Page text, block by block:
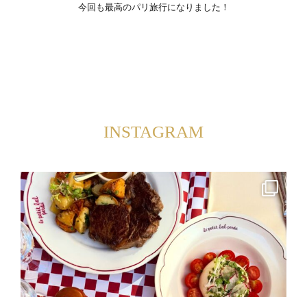
今回も最高のパリ旅行になりました！
INSTAGRAM